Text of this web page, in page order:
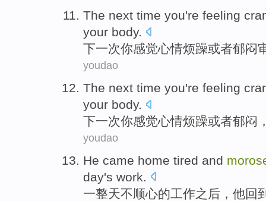
The next time you're feeling
your body.
下一次你感觉心情烦躁或者郁闷
youdao
The next time you're feeling
your body.
下一次你感觉心情烦躁或者郁闷
youdao
He came home tired and
day's work
一整天不顺心的工作之后 ， 他回